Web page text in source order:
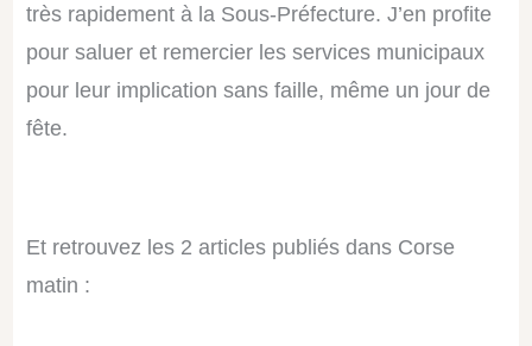
très rapidement à la Sous-Préfecture. J’en profite
pour saluer et remercier les services municipaux
pour leur implication sans faille, même un jour de
fête.
Et retrouvez les 2 articles publiés dans Corse
matin :